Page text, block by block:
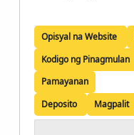
Opisyal na Website
Kodigo ng Pinagmulan
Pamayanan
Deposito
Magpalit